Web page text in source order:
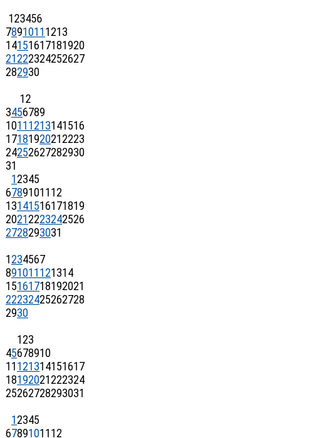
123456
7891011 1213
14151617181920
21222324252627
282930
12
3456789
1011 1213141516
17181920212223
24252627282930
31
12345
67891011 12
13141516171819
20212223242526
2728293031
1234567
891011 121314
15161718192021
22232425262728
2930
123
45678910
11 121314151617
18192021222324
25262728293031
12345
67891011 12